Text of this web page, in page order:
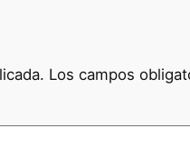
Los campos